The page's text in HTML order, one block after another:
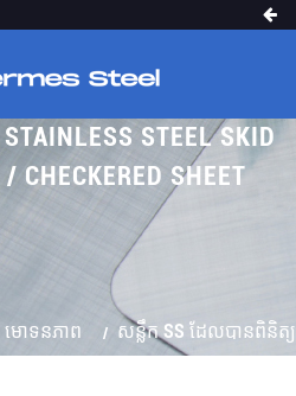
STEEL SKID
CHECKERED SHEET
មោទនភាព សន្លឹក SS ដែលបានពិនិត្យ